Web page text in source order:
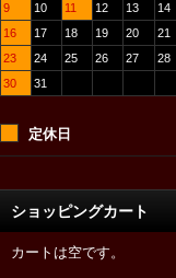
9
10 11 12 13 14
16
17 18 19 20 21
23
24 25 26 27 28
30
31
定休日
ショッピングカート
カートは空です。